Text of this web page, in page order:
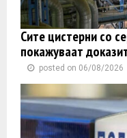
Сите цистерни со
покажуваат
posted on 06/08/2026